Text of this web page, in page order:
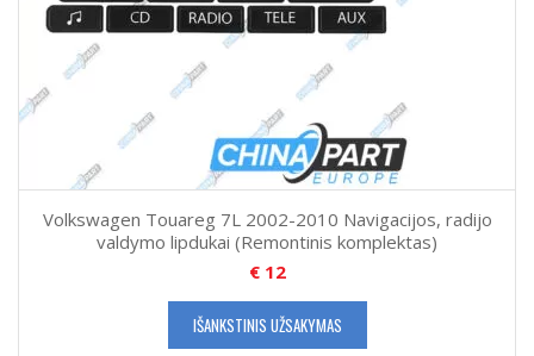
Volkswagen Touareg 7L 2002-2010 Navigacijos, radijo
valdymo lipdukai (Remontinis komplektas)
€12
IŠANKSTINIS UŽSAKYMAS